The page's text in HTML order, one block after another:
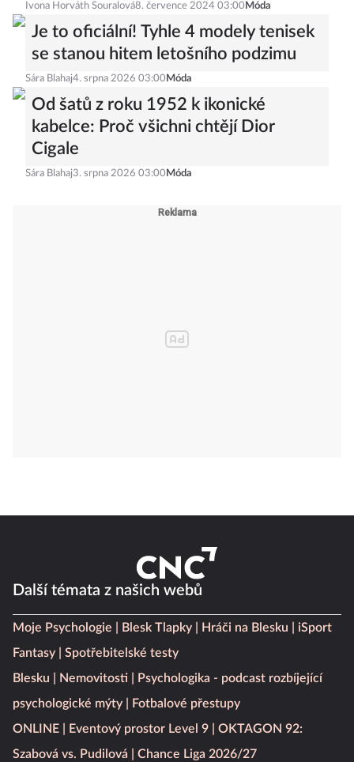
Ivona Horváth Souralová8. července 2024 03:00 Móda
Je to oficiální! Tyhle 4 modely tenisek
se stanou hitem letošního podzimu
Sára Blahaj4. srpna 2026 03:00 Móda
Od šatů z roku 1952 k ikonické
kabelce: Proč všichni chtějí Dior
Cigale
Sára Blahaj3. srpna 2026 03:00 Móda
Další témata z našich webů
Moje Psychologie Blesk Tlapky Hráči na Blesku
iSport
Fantasy
Spotřebitelské testy
Blesku
Nemovitosti
Psychologika - podcast rozbíjející
psychologické mýty
Fotbalové přestupy
ONLINE
Eventový prostor Level 9
OKTAGON 92:
Szabová vs. Pudilová
Chance Liga 2026/27